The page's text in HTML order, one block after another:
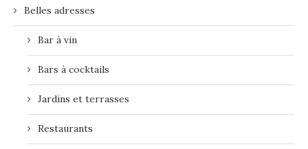
Belles adresses
Bar à vin
Bars à cocktails
Jardins et terrasses
Restaurants